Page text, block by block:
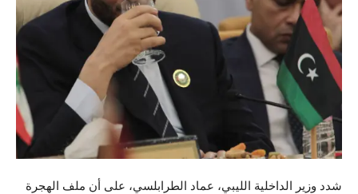
شدد وزير الداخلية الليبي، عماد الطرابلسي، على أن ملف الهجرة